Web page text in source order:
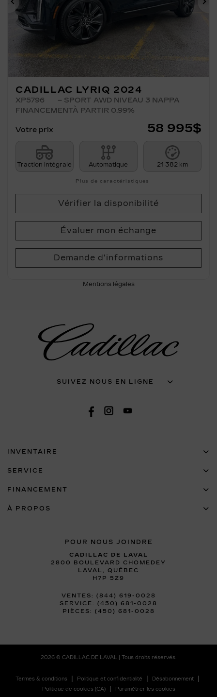
Précédent
CADILLAC LYRIQ 2024
XP5796
– SPORT AWD NIVEAU 3 NAPPA
FINANCEMENTÀ PARTIR 0.99%
Votre prix 58 995$
Traction intégrale Automatique 21 382 km
Plus de caractéristiques
Vérifier la disponibilité
Évaluer mon échange
Demande d'informations
Mentions légales
SUIVEZ NOUS EN LIGNE
POUR NOUS JOINDRE
CADILLAC DE LAVAL
2800 BOULEVARD CHOMEDEY
LAVAL , QUÉBEC
H7P 5Z9
VENTES: (844) 619-0028
SERVICE: (450) 681-0028
PIÈCES: (450) 681-0028
INVENTAIRE
SERVICE
FINANCEMENT
À PROPOS
2026 © CADILLAC DE LAVAL | Tous droits réservés.
Termes & conditions | Politique et confidentialité | Désabonnement |
Politique de cookies (CA)| Paramétrer les cookies